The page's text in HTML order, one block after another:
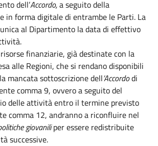
dell’Accordo,a seguito della
in forma digitale di entrambe le Parti. La
al Dipartimento la data di effettivo
finanziarie, già destinate con la
alle Regioni, che si rendano disponibili
mancata sottoscrizione dell’Accordodi
comma 9, ovvero a seguito del
delle attività entro il termine previsto
comma 12, andranno a riconfluire nel
giovaniliper essere redistribuite
successive.